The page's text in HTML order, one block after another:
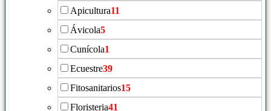
Apicultura11
Ávicola5
Cunícola1
Ecuestre39
Fitosanitarios15
Floristeria41